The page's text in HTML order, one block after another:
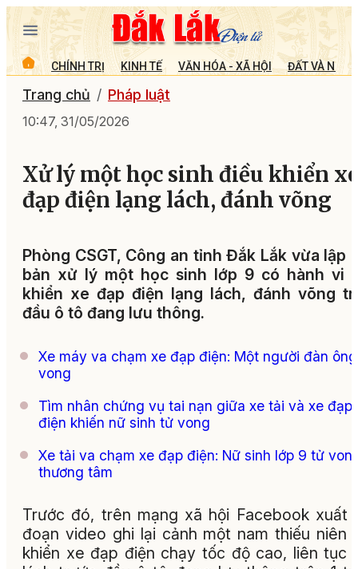
CHÍNH TRỊ KINH TẾ VĂN HÓA - XÃ HỘI ĐẤT VÀ
Trang chủ Pháp luật
10:47, 31/05/2026
Xử lý một học sinh điều khiển xe
đạp điện lạng lách, đánh võng
Phòng CSGT, Công an tỉnh Đắk Lắk vừa lập
bản xử lý một học sinh lớp 9 có hành vi
khiển xe đạp điện lạng lách, đánh võng
đầu ô tô đang lưu thông.
Xe máy va chạm xe đạp điện: Một người đàn
vong
Tìm nhân chứng vụ tai nạn giữa xe tải và xe đạp
điện khiến nữ sinh tử vong
Xe tải va chạm xe đạp điện: Nữ sinh lớp 9 tử
thương tâm
Trước đó, trên mạng xã hội Facebook xuất
đoạn video ghi lại cảnh một nam thiếu niên
khiển xe đạp điện chạy tốc độ cao, liên tục